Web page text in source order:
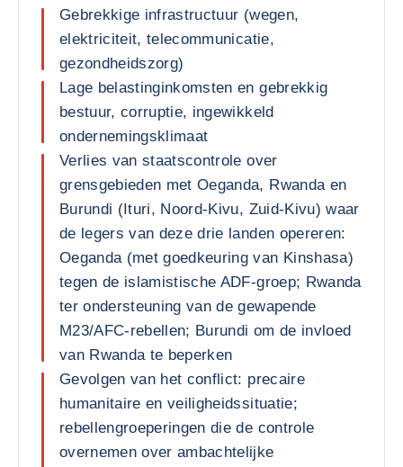
Gebrekkige infrastructuur (wegen,
elektriciteit, telecommunicatie,
gezondheidszorg)
Lage belastinginkomsten en gebrekkig
bestuur, corruptie, ingewikkeld
ondernemingsklimaat
Verlies van staatscontrole over
grensgebieden met Oeganda, Rwanda en
Burundi (Ituri, Noord-Kivu, Zuid-Kivu) waar
de legers van deze drie landen opereren:
Oeganda (met goedkeuring van Kinshasa)
tegen de islamistische ADF-groep; Rwanda
ter ondersteuning van de gewapende
M23/AFC-rebellen; Burundi om de invloed
van Rwanda te beperken
Gevolgen van het conflict: precaire
humanitaire en veiligheidssituatie;
rebellengroeperingen die de controle
overnemen over ambachtelijke